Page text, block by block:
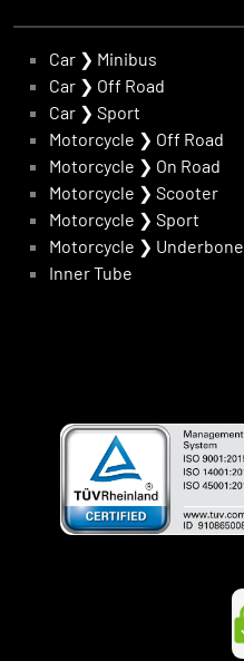
Car ❯ Minibus
Car ❯ Off Road
Car ❯ Sport
Motorcycle ❯ Off Road
Motorcycle ❯ On Road
Motorcycle ❯ Scooter
Motorcycle ❯ Sport
Motorcycle ❯ Underbone
Inner Tube